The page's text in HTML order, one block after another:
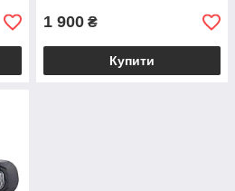
1 900 ₴
Купити